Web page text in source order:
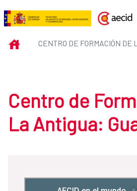
Saut au contenu principal
Centro de
INICIO
Centro de
La Antigua: